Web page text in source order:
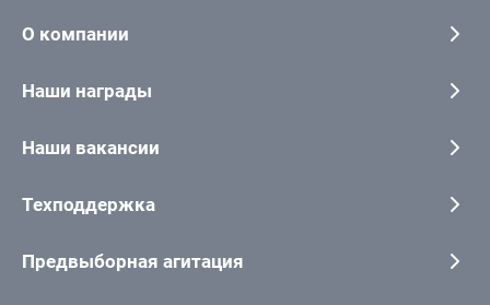
О компании
Наши награды
Наши вакансии
Техподдержка
Предвыборная агитация